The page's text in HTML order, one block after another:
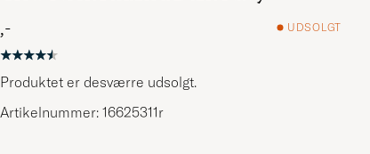
,-
UDSOLGT
Produktet er desværre udsolgt.
Artikelnummer: 16625311r